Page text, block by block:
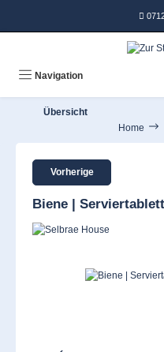
Navigation
Übersicht
Home
Vorherige
Biene |
Bildergalerie überspringen